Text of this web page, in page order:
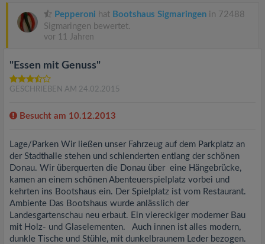
Pepperoni hat Bootshaus Sigmaringen in 72488
Sigmaringen bewertet.
vor 11 Jahren
"Essen mit Genuss"
GESCHRIEBEN AM 24.02.2015
Besucht am 10.12.2013
Lage/Parken Wir ließen unser Fahrzeug auf dem Parkplatz an
der Stadthalle stehen und schlenderten entlang der schönen
Donau. Wir überquerten die Donau über eine Hängebrücke,
kamen an einem schönen Abenteuerspielplatz vorbei und
kehrten ins Bootshaus ein. Der Spielplatz ist vom Restaurant.
Ambiente Das Bootshaus wurde anlässlich der
Landesgartenschau neu erbaut. Ein viereckiger moderner Bau
mit Holz- und Glaselementen. Auch innen ist alles modern,
dunkle Tische und Stühle, mit dunkelbraunem Leder bezogen.